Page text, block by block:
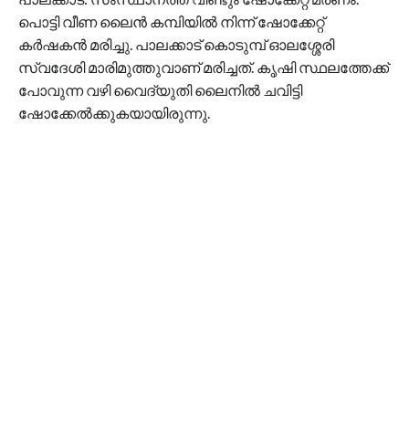
പൊട്ടി വീണ ലൈൻ കമ്പിയിൽ നിന്ന് ഷോക്കേറ്റ്
കർഷകൻ മരിച്ചു. പാലക്കാട് കൊടുമ്പ് ഓലശ്ശേരി
സ്വദേശി മാരിമുത്തുവാണ് മരിച്ചത്. കൃഷി സ്ഥലത്തേക്ക്
പോവുന്ന വഴി വൈദ്യുതി ലൈനിൽ ചവിട്ടി
ഷോക്കേൽക്കുകയായിരുന്നു.